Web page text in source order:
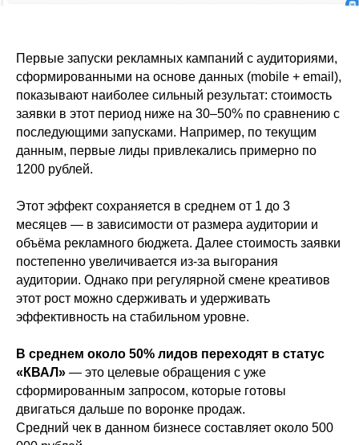
Первые запуски рекламных кампаний с аудиториями,
сформированными на основе данных (mobile + email),
показывают наиболее сильный результат: стоимость
заявки в этот период ниже на 30–50% по сравнению с
последующими запусками. Например, по текущим
данным, первые лиды привлекались примерно по
1200 рублей.
Этот эффект сохраняется в среднем от 1 до 3
месяцев — в зависимости от размера аудитории и
объёма рекламного бюджета. Далее стоимость заявки
постепенно увеличивается из-за выгорания
аудитории. Однако при регулярной смене креативов
этот рост можно сдерживать и удерживать
эффективность на стабильном уровне.
В среднем около 50% лидов переходят в статус
«КВАЛ» — это целевые обращения с уже
сформированным запросом, которые готовы
двигаться дальше по воронке продаж.
Средний чек в данном бизнесе составляет около 500